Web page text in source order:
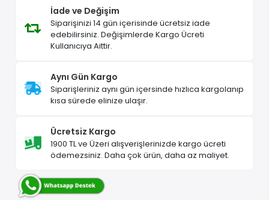
İade ve Değişim
Siparişinizi 14 gün içerisinde ücretsiz iade
edebilirsiniz. Değişimlerde Kargo Ücreti
Kullanıcıya Aittir.
Aynı Gün Kargo
Siparişleriniz aynı gün içersinde hızlıca kargolanıp
kısa sürede elinize ulaşır.
Ücretsiz Kargo
1900 TL ve Üzeri alışverişlerinizde kargo ücreti
ödemezsiniz. Daha çok ürün, daha az maliyet.